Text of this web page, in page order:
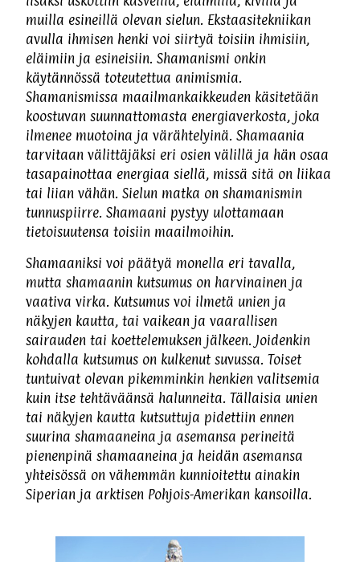
muilla esineillä olevan sielun. Ekstaasitekniikan
avulla ihmisen henki voi siirtyä toisiin ihmisiin,
eläimiin ja esineisiin. Shamanismi onkin
käytännössä toteutettua animismia.
Shamanismissa maailmankaikkeuden käsitetään
koostuvan suunnattomasta energiaverkosta, joka
ilmenee muotoina ja värähtelyinä. Shamaania
tarvitaan välittäjäksi eri osien välillä ja hän osaa
tasapainottaa energiaa siellä, missä sitä on liikaa
tai liian vähän. Sielun matka on shamanismin
tunnuspiirre. Shamaani pystyy ulottamaan
tietoisuutensa toisiin maailmoihin.
Shamaaniksi voi päätyä monella eri tavalla,
mutta shamaanin kutsumus on harvinainen ja
vaativa virka. Kutsumus voi ilmetä unien ja
näkyjen kautta, tai vaikean ja vaarallisen
sairauden tai koettelemuksen jälkeen. Joidenkin
kohdalla kutsumus on kulkenut suvussa. Toiset
tuntuivat olevan pikemminkin henkien valitsemia
kuin itse tehtäväänsä halunneita. Tällaisia unien
tai näkyjen kautta kutsuttuja pidettiin ennen
suurina shamaaneina ja asemansa perineitä
pienenpinä shamaaneina ja heidän asemansa
yhteisössä on vähemmän kunnioitettu ainakin
Siperian ja arktisen Pohjois-Amerikan kansoilla.